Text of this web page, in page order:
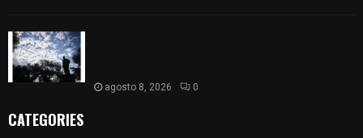
agosto 8, 2026 0
CATEGORIES